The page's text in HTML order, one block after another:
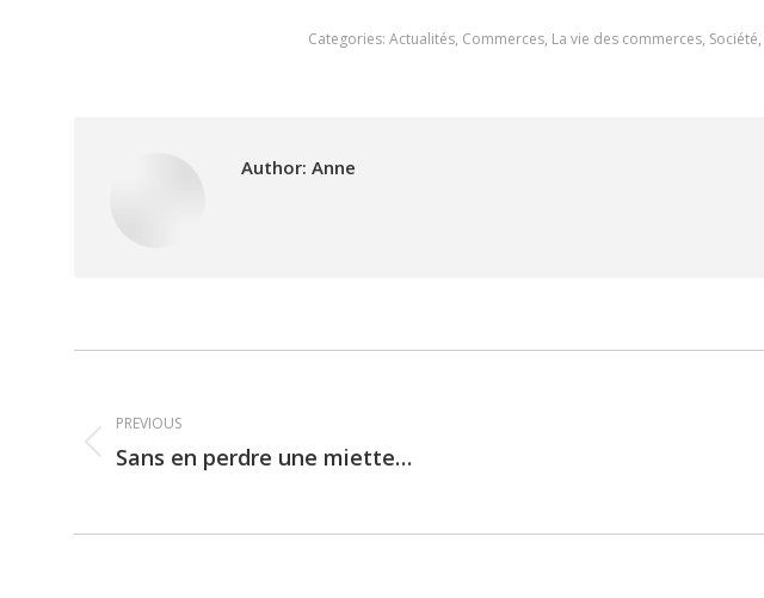
Categories: Actualités, Commerces, La vie des commerces, Société,
Author: Anne
navigation
PREVIOUS
Previous
Sans en perdre une miette…